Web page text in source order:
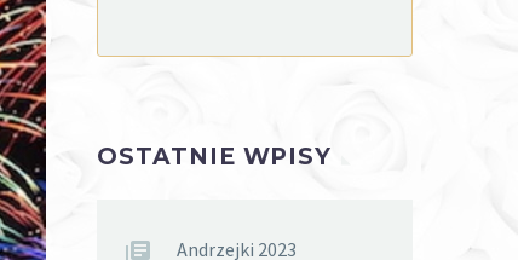
OSTATNIE WPISY
Andrzejki 2023